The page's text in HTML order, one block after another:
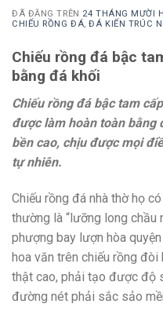
ĐÃ ĐĂNG TRÊN 24 THÁNG MƯỜI
CHIẾU RỒNG ĐÁ,ĐÁ KIẾN TRÚC
Chiếu rồng đá bậc
bằng đá khối
Chiếu rồng đá bậc tam
được làm hoàn toàn bằng
bền cao, chịu được mọi
tự nhiên.
Chiếu rồng đá nhà thờ họ
thường là “lưỡng long chầu
phượng bay lượn hòa
hoa văn trên chiếu rồng
thật cao, phải tạo được độ
đường nét phải sắc sảo